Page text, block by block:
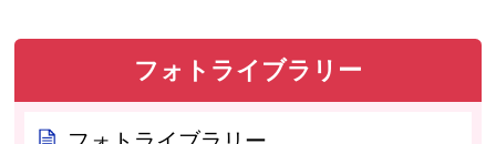
フォトライブラリー